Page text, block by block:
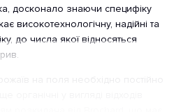
досконало знаючи специфіку
високотехнологічну, надійні та
до числа якої відносяться
у вигляді відходів